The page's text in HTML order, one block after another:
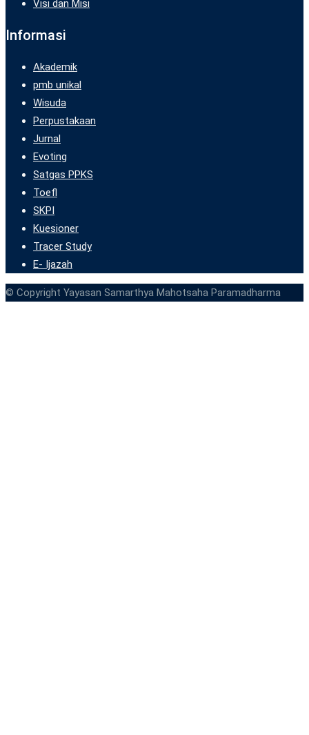
Visi dan Misi
Informasi
Akademik
pmb unikal
Wisuda
Perpustakaan
Jurnal
Evoting
Satgas PPKS
Toefl
SKPI
Kuesioner
Tracer Study
E- Ijazah
© Copyright Yayasan Samarthya Mahotsaha Paramadharma